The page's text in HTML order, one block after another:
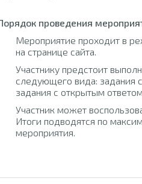
проведения
Мероприятие проходит в
на странице сайта.
Участнику предстоит
следующего вида: задания
задания с открытым
Участник может
Итоги подводятся по
мероприятия.